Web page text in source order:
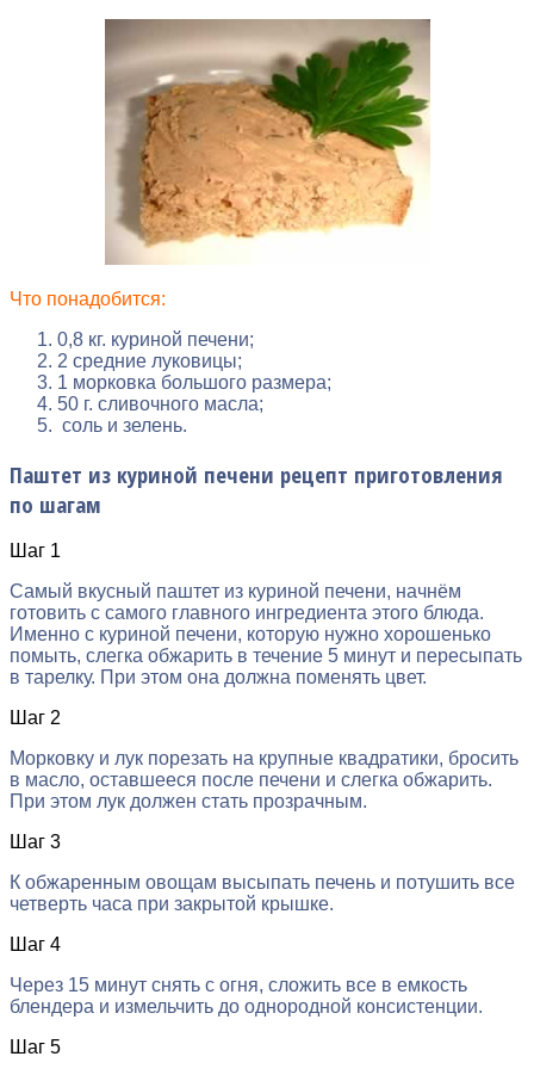
Что понадобится:
0,8 кг. куриной печени;
2 средние луковицы;
1 морковка большого размера;
50 г. сливочного масла;
соль и зелень.
Паштет из куриной печени рецепт приготовления
по шагам
Шаг 1
Самый вкусный паштет из куриной печени, начнём
готовить с самого главного ингредиента этого блюда.
Именно с куриной печени, которую нужно хорошенько
помыть, слегка обжарить в течение 5 минут и пересыпать
в тарелку. При этом она должна поменять цвет.
Шаг 2
Морковку и лук порезать на крупные квадратики, бросить
в масло, оставшееся после печени и слегка обжарить.
При этом лук должен стать прозрачным.
Шаг 3
К обжаренным овощам высыпать печень и потушить все
четверть часа при закрытой крышке.
Шаг 4
Через 15 минут снять с огня, сложить все в емкость
блендера и измельчить до однородной консистенции.
Шаг 5